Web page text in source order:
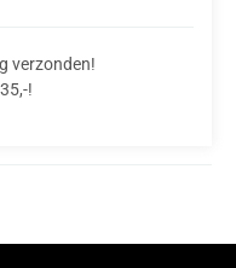
verzonden!
!